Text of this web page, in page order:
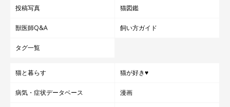
投稿写真 猫図鑑
獣医師Q&A 飼い方ガイド
タグ一覧
猫と暮らす 猫が好き♥
病気・症状データベース 漫画